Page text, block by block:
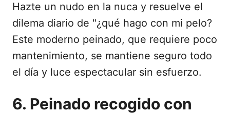
Hazte un nudo en la nuca y resuelve el
dilema diario de "¿qué hago con mi pelo?
Este moderno peinado, que requiere poco
mantenimiento, se mantiene seguro todo
el día y luce espectacular sin esfuerzo.
6. Peinado recogido con